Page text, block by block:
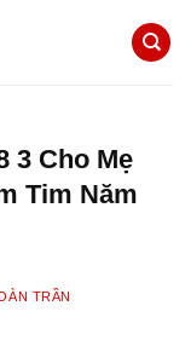
3 Cho Mẹ
Tim Năm
TRẦN